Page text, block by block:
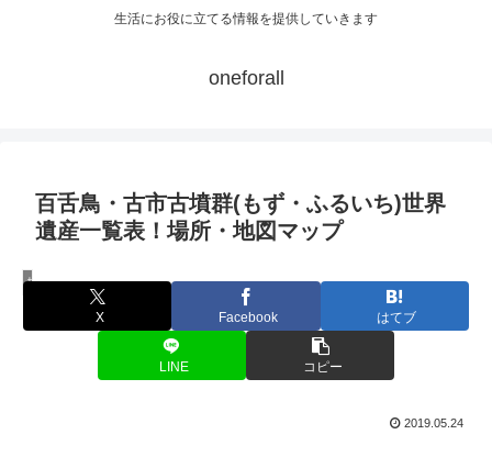
生活にお役に立てる情報を提供していきます
oneforall
百舌鳥・古市古墳群(もず・ふるいち)世界
遺産一覧表！場所・地図マップ
世界遺産
X Facebook はてブ
LINE コピー
2019.05.24